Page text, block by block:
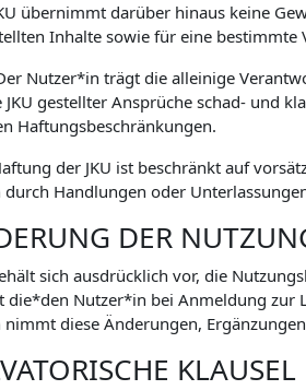
übernimmt darüber hinaus keine
Inhalte sowie für eine bestimmte
Nutzer*in trägt die alleinige
JKU gestellter Ansprüche schad- und
Haftungsbeschränkungen.
der JKU ist beschränkt auf
Handlungen oder
DER
sich ausdrücklich vor, die
die*den Nutzer*in bei Anmeldung zur
diese Änderungen,
KLAUSEL